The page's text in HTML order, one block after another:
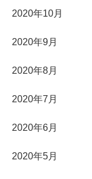
2020年10月
2020年9月
2020年8月
2020年7月
2020年6月
2020年5月